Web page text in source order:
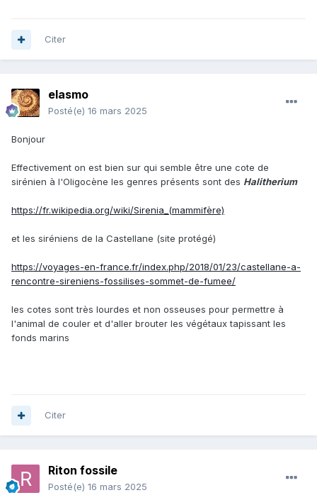
Citer
elasmo
Posté(e) 16 mars 2025
Bonjour
Effectivement on est bien sur qui semble être une cote de
sirénien à l'Oligocène les genres présents sont des Halitherium
https://fr.wikipedia.org/wiki/Sirenia_(mammifère)
et les siréniens de la Castellane (site protégé)
https://voyages-en-france.fr/index.php/2018/01/23/castellane-a-
rencontre-sireniens-fossilises-sommet-de-fumee/
les cotes sont très lourdes et non osseuses pour permettre à
l'animal de couler et d'aller brouter les végétaux tapissant les
fonds marins
Citer
Riton fossile
Posté(e) 16 mars 2025